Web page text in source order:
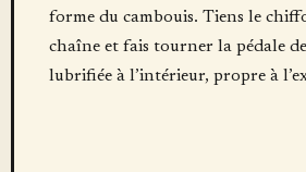
forme du cambouis. Tiens le
chaîne et fais tourner la pédale
lubrifiée à l’intérieur, propre à